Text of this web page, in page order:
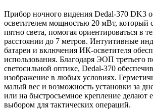
Прибор ночного видения Dedal-370 DK3
осветителем мощностью 20 мВт, который
пятно света, помогая ориентироваться в
расстоянии до 7 метров. Интуитивные
батареи и включения ИК-осветителя
использования. Благодаря ЭОП третьего
светосильной оптике, Dedal-370
изображение в любых условиях.
малый вес и возможность установки за
или на быстросъемное крепление делают
выбором для тактических операций.